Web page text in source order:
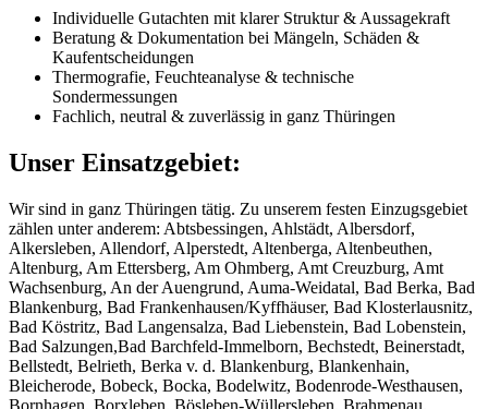
Individuelle Gutachten mit klarer Struktur & Aussagekraft
Beratung & Dokumentation bei Mängeln, Schäden &
Kaufentscheidungen
Thermografie, Feuchteanalyse & technische
Sondermessungen
Fachlich, neutral & zuverlässig in ganz Thüringen
Unser Einsatzgebiet:
Wir sind in ganz Thüringen tätig. Zu unserem festen Einzugsgebiet
zählen unter anderem: Abtsbessingen, Ahlstädt, Albersdorf,
Alkersleben, Allendorf, Alperstedt, Altenberga, Altenbeuthen,
Altenburg, Am Ettersberg, Am Ohmberg, Amt Creuzburg, Amt
Wachsenburg, An der Auengrund, Auma-Weidatal, Bad Berka, Bad
Blankenburg, Bad Frankenhausen/Kyffhäuser, Bad Klosterlausnitz,
Bad Köstritz, Bad Langensalza, Bad Liebenstein, Bad Lobenstein,
Bad Salzungen,Bad Barchfeld-Immelborn, Bechstedt, Beinerstadt,
Bellstedt, Belrieth, Berka v. d. Blankenburg, Blankenhain,
Bleicherode, Bobeck, Bocka, Bodelwitz, Bodenrode-Westhausen,
Bornhagen, Borxleben, Bösleben-Wüllersleben, Brahmenau,